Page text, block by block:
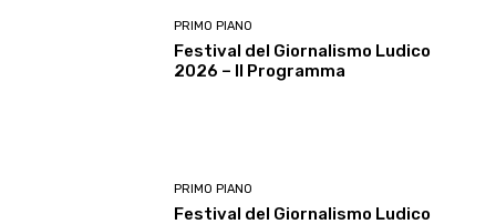
PRIMO PIANO
Festival del Giornalismo Ludico
2026 – Il Programma
PRIMO PIANO
Festival del Giornalismo Ludico